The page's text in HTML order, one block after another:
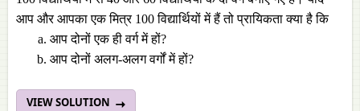
आप और आपका एक मित्र 100 विद्यार्थियों में हैं तो प्रायिकता क्या है कि
आप दोनों एक ही वर्ग में हों?
आप दोनों अलग-अलग वर्गों में हों?
VIEW SOLUTION